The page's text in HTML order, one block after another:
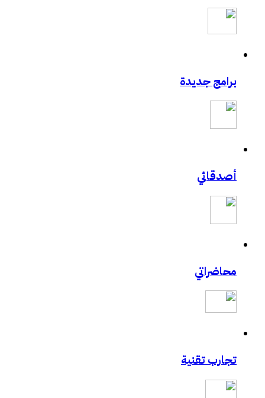
برامج جديدة
أصدقائي
محاضراتي
تجارب تقنية